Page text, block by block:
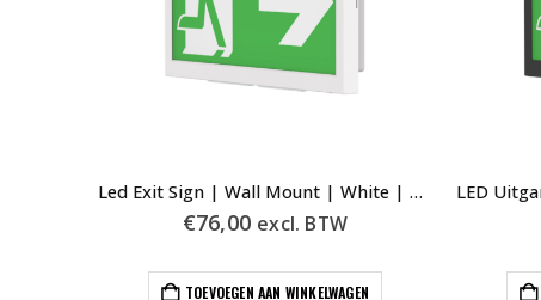
Led Exit Sign | Wall Mount | White | AT | Incl. Pictograms
€76,00 excl. BTW
TOEVOEGEN AAN WINKELWAGEN